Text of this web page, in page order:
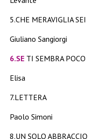
5.CHE MERAVIGLIA SEI
Giuliano Sangiorgi
6.SE TI SEMBRA POCO
Elisa
7.LETTERA
Paolo Simoni
8.UN SOLO ABBRACCIO